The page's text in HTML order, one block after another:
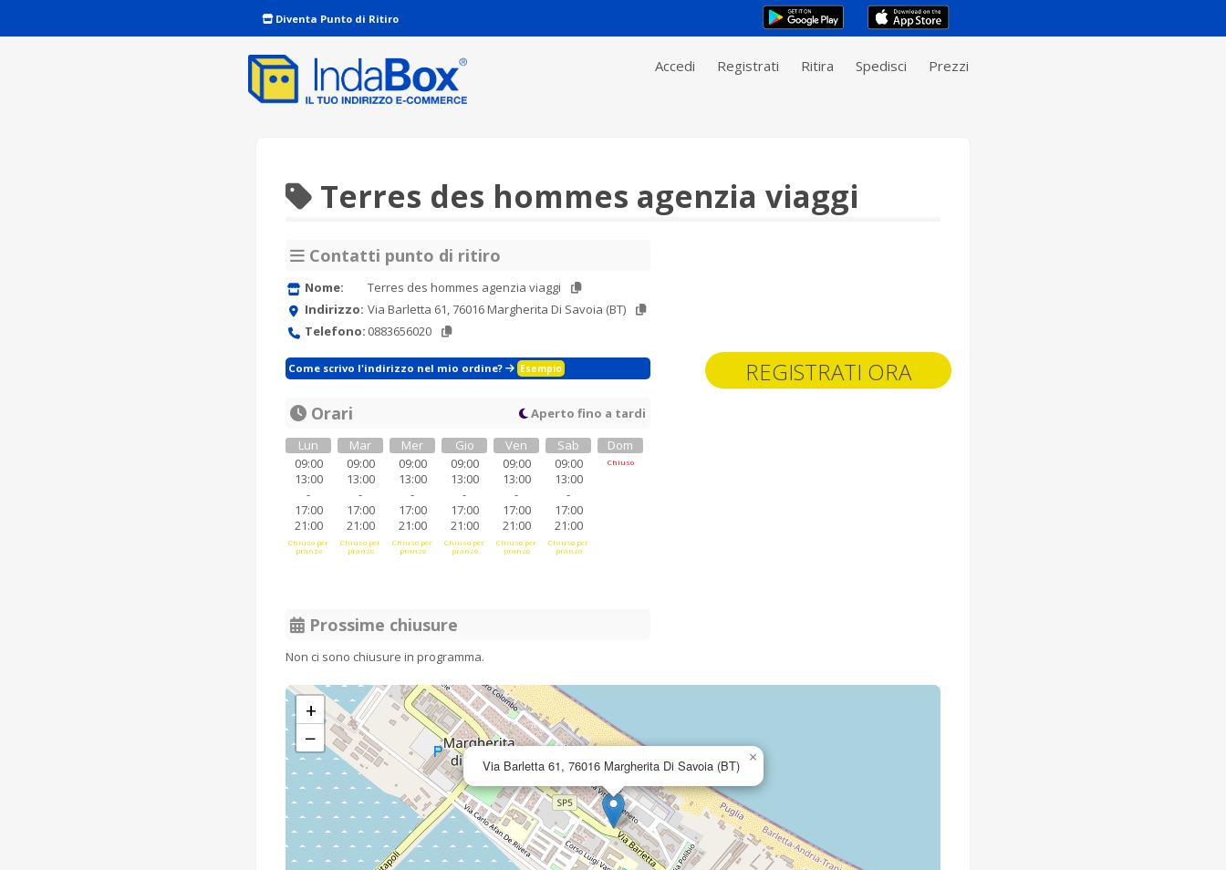
Diventa Punto di Ritiro
Accedi Registrati Ritira Spedisci Prezzi
REGISTRATI ORA
Terres des hommes agenzia viaggi
Contatti punto di ritiro
Nome:
Terres des hommes agenzia viaggi
Indirizzo: Via Barletta 61, 76016 Margherita Di Savoia (BT)
Telefono: 0883656020
Come scrivo l'indirizzo nel mio ordine? Esempio
Orari
Aperto fino a tardi
Lun
09:00
13:00
-
17:00
21:00
Chiuso per
pranzo
Mar
09:00
13:00
-
17:00
21:00
Chiuso per
pranzo
Mer
09:00
13:00
-
17:00
21:00
Chiuso per
pranzo
Gio
09:00
13:00
-
17:00
21:00
Chiuso per
pranzo
Ven
09:00
13:00
-
17:00
21:00
Chiuso per
pranzo
Sab
09:00
13:00
-
17:00
21:00
Chiuso per
pranzo
Dom
Chiuso
Prossime chiusure
Non ci sono chiusure in programma.
Via Barletta 61, 76016 Margherita Di Savoia (BT) ×
+
−